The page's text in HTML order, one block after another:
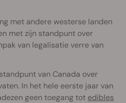
met andere westerse landen
met zijn standpunt over
van legalisatie verre van
van Canada over
In het hele eerste jaar van
geen toegang tot edibles